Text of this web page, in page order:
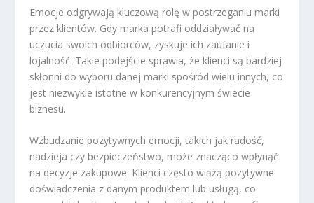
Emocje odgrywają kluczową rolę w postrzeganiu marki
przez klientów. Gdy marka potrafi oddziaływać na
uczucia swoich odbiorców, zyskuje ich zaufanie i
lojalność. Takie podejście sprawia, że klienci są bardziej
skłonni do wyboru danej marki spośród wielu innych, co
jest niezwykle istotne w konkurencyjnym świecie
biznesu.
Wzbudzanie pozytywnych emocji, takich jak radość,
nadzieja czy bezpieczeństwo, może znacząco wpłynąć
na decyzje zakupowe. Klienci często wiążą pozytywne
doświadczenia z danym produktem lub usługą, co